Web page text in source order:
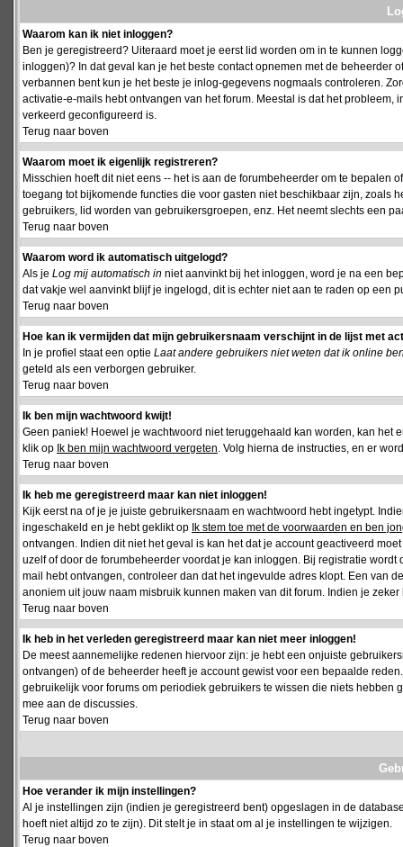
Waarom kan ik niet inloggen?
Ben je geregistreerd? Uiteraard moet je eerst lid worden om in te kunnen
inloggen)? In dat geval kan je het beste contact opnemen met de beheerder
verbannen bent kun je het beste je inlog-gegevens nogmaals controleren.
activatie-e-mails hebt ontvangen van het forum. Meestal is dat het
verkeerd geconfigureerd is.
Terug naar boven
Waarom moet ik eigenlijk registreren?
Misschien hoeft dit niet eens -- het is aan de forumbeheerder om te bepalen
toegang tot bijkomende functies die voor gasten niet beschikbaar zijn,
gebruikers, lid worden van gebruikersgroepen, enz. Het neemt slechts een
Terug naar boven
Waarom word ik automatisch uitgelogd?
Als je Log mij automatisch in niet aanvinkt bij het inloggen, word je na een
dat vakje wel aanvinkt blijf je ingelogd, dit is echter niet aan te raden op een
Terug naar boven
Hoe kan ik vermijden dat mijn gebruikersnaam verschijnt in de lijst met
In je profiel staat een optie Laat andere gebruikers niet weten dat ik online
geteld als een verborgen gebruiker.
Terug naar boven
Ik ben mijn wachtwoord kwijt!
Geen paniek! Hoewel je wachtwoord niet teruggehaald kan worden, kan
klik op Ik ben mijn wachtwoord vergeten. Volg hierna de instructies, en er
Terug naar boven
Ik heb me geregistreerd maar kan niet inloggen!
Kijk eerst na of je je juiste gebruikersnaam en wachtwoord hebt ingetypt.
ingeschakeld en je hebt geklikt op Ik stem toe met de voorwaarden en ben
ontvangen. Indien dit niet het geval is kan het dat je account geactiveerd
uzelf of door de forumbeheerder voordat je kan inloggen. Bij registratie
mail hebt ontvangen, controleer dan dat het ingevulde adres klopt. Een van
anoniem uit jouw naam misbruik kunnen maken van dit forum. Indien je
Terug naar boven
Ik heb in het verleden geregistreerd maar kan niet meer inloggen!
De meest aannemelijke redenen hiervoor zijn: je hebt een onjuiste
ontvangen) of de beheerder heeft je account gewist voor een bepaalde
gebruikelijk voor forums om periodiek gebruikers te wissen die niets
mee aan de discussies.
Terug naar boven
Hoe verander ik mijn instellingen?
Al je instellingen zijn (indien je geregistreerd bent) opgeslagen in de
hoeft niet altijd zo te zijn). Dit stelt je in staat om al je instellingen te wijzigen.
Terug naar boven